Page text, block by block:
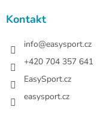
Kontakt
info@easysport.cz
+420 704 357 641
EasySport.cz
easysport.cz